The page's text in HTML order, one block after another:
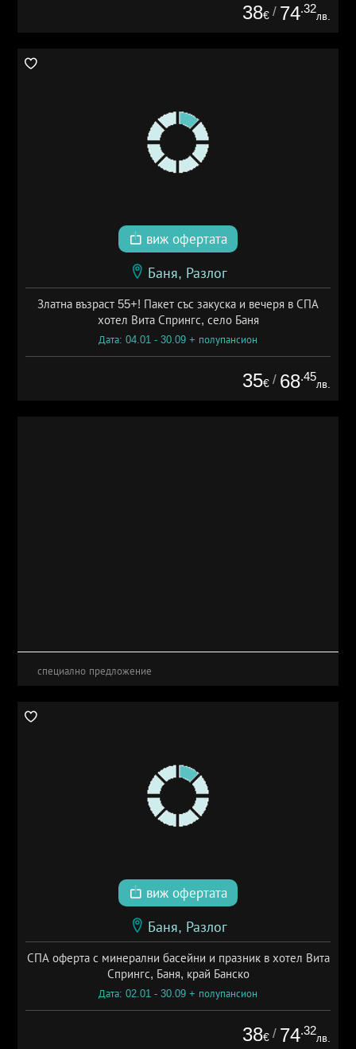
38€ / 74.32
лв.
виж офертата
Баня, Разлог
Златна възраст 55+! Пакет със закуска и вечеря в СПА
хотел Вита Спрингс, село Баня
Дата: 04.01 - 30.09 + полупансион
35€ / 68.45
лв.
специално предложение
виж офертата
Баня, Разлог
СПА оферта с минерални басейни и празник в хотел Вита
Спрингс, Баня, край Банско
Дата: 02.01 - 30.09 + полупансион
38€ / 74.32
лв.